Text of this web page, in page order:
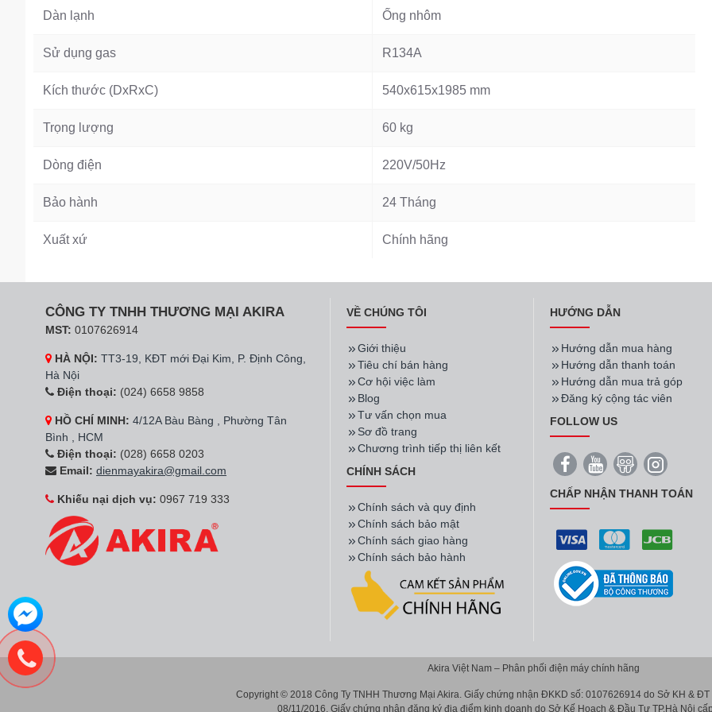
Dàn lạnh Ống nhôm
Sử dụng gas R134A
Kích thước (DxRxC) 540x615x1985 mm
Trọng lượng 60 kg
Dòng điện 220V/50Hz
Bảo hành 24 Tháng
Xuất xứ Chính hãng
CÔNG TY TNHH THƯƠNG MẠI AKIRA
MST: 0107626914
HÀ NỘI: TT3-19, KĐT mới Đại Kim, P. Định Công,
Hà Nội
Điện thoại: (024) 6658 9858
HỒ CHÍ MINH: 4/12A Bàu Bàng , Phường Tân
Bình , HCM
Điện thoại: (028) 6658 0203
Email: dienmayakira@gmail.com
Khiếu nại dịch vụ: 0967 719 333
VỀ CHÚNG TÔI
Giới thiệu
Tiêu chí bán hàng
Cơ hội việc làm
Blog
Tư vấn chọn mua
Sơ đồ trang
Chương trình tiếp thị liên kết
CHÍNH SÁCH
Chính sách và quy định
Chính sách bảo mật
Chính sách giao hàng
Chính sách bảo hành
HƯỚNG DẪN
Hướng dẫn mua hàng
Hướng dẫn thanh toán
Hướng dẫn mua trả góp
Đăng ký cộng tác viên
FOLLOW US
CHẤP NHẬN THANH TOÁN
Akira Việt Nam – Phân phối điện máy chính hãng
Copyright © 2018 Công Ty TNHH Thương Mại Akira. Giấy chứng nhận ĐKKD số: 0107626914 do Sở KH & ĐT
08/11/2016. Giấy chứng nhận đăng ký địa điểm kinh doanh do Sở Kế Hoạch & Đầu Tư TP.Hà Nội